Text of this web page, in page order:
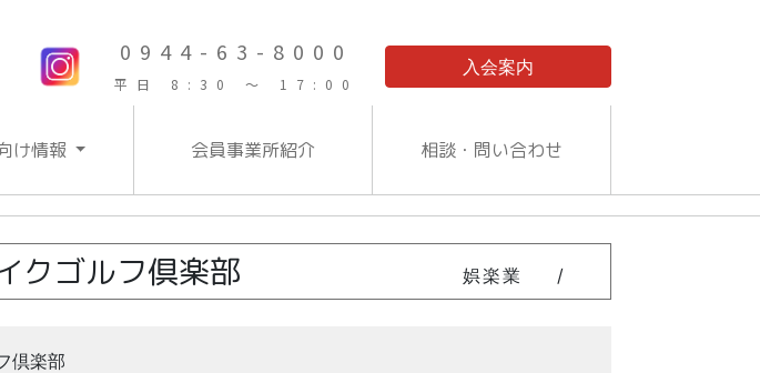
0944-63-8000
平日 8:30 ～ 17:00
入会案内
け情報 会員事業所紹介 相談・問い合わせ
クゴルフ倶楽部 娯楽業 /
倶楽部